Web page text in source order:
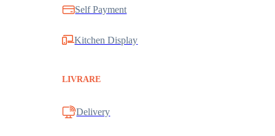
Self Payment
Kitchen Display
LIVRARE
Delivery